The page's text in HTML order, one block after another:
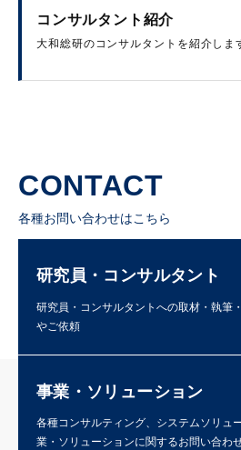
コンサルタント紹介
大和総研のコンサルタントを紹介しま
CONTACT
各種お問い合わせはこちら
研究員・コンサルタント
研究員・コンサルタントへの取材・執筆
やご依頼
事業・ソリューション
各種コンサルティング、システムソリュ
業・ソリューションに関するお問い合わ